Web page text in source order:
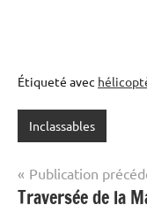
Étiqueté avec
Inclassables
Navigation
Publication
Traversée de la